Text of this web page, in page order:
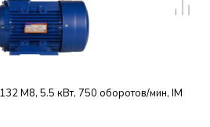
M8, 5.5 кВт, 750 оборотов/мин, IM